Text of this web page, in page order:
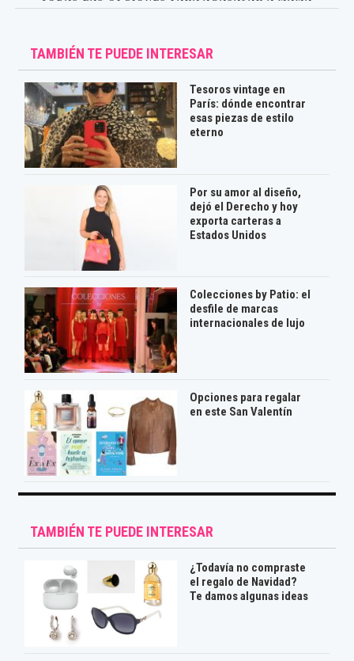
TAMBIÉN TE PUEDE INTERESAR
Tesoros vintage en
París: dónde encontrar
esas piezas de estilo
eterno
Por su amor al diseño,
dejó el Derecho y hoy
exporta carteras a
Estados Unidos
Colecciones by Patio: el
desfile de marcas
internacionales de lujo
Opciones para regalar
en este San Valentín
TAMBIÉN TE PUEDE INTERESAR
¿Todavía no compraste
el regalo de Navidad?
Te damos algunas ideas